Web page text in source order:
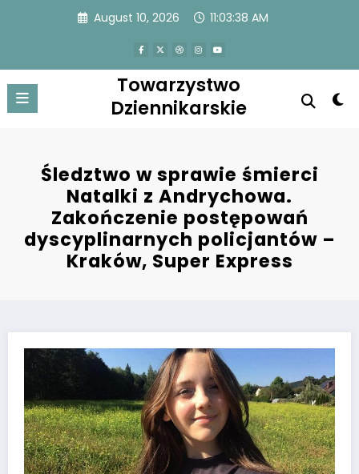
August 10, 2026 11:03:38 AM
Towarzystwo
Dziennikarskie
Śledztwo w sprawie śmierci
Natalki z Andrychowa.
Zakończenie postępowań
dyscyplinarnych policjantów –
Kraków, Super Express